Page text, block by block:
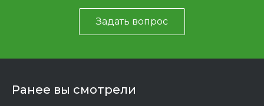
Задать вопрос
Ранее вы смотрели